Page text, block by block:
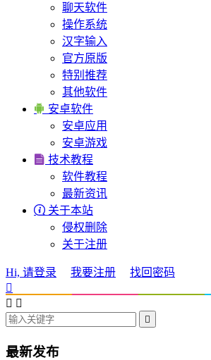
聊天软件
操作系统
汉字输入
官方原版
特别推荐
其他软件
 安卓软件
安卓应用
安卓游戏
 技术教程
软件教程
最新资讯
 关于本站
侵权删除
关于注册
Hi, 请登录 我要注册
找回密码

 

最新发布